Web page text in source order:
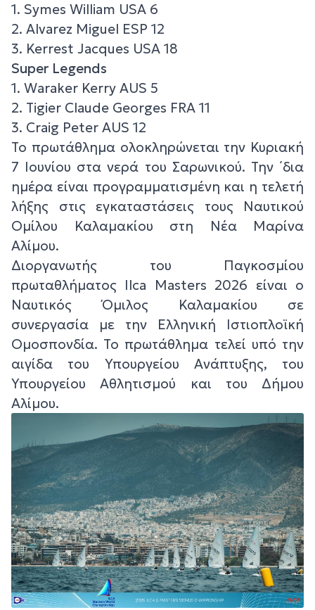
1. Symes William USA 6
2. Alvarez Miguel ESP 12
3. Kerrest Jacques USA 18
Super Legends
1. Waraker Kerry AUS 5
2. Tigier Claude Georges FRA 11
3. Craig Peter AUS 12
Το πρωτάθλημα ολοκληρώνεται την Κυριακή
7 Ιουνίου στα νερά του Σαρωνικού. Την ΄δια
ημέρα είναι προγραμματισμένη και η τελετή
λήξης στις εγκαταστάσεις τους Ναυτικού
Ομίλου Καλαμακίου στη Νέα Μαρίνα
Αλίμου.
Διοργανωτής του Παγκοσμίου
πρωταθλήματος Ilca Masters 2026 είναι ο
Ναυτικός Όμιλος Καλαμακίου σε
συνεργασία με την Ελληνική Ιστιοπλοϊκή
Ομοσπονδία. Το πρωτάθλημα τελεί υπό την
αιγίδα του Υπουργείου Ανάπτυξης, του
Υπουργείου Αθλητισμού και του Δήμου
Αλίμου.